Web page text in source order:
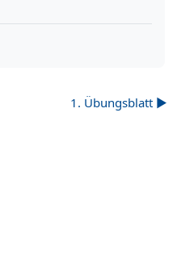
1. Übungsblatt ▶︎